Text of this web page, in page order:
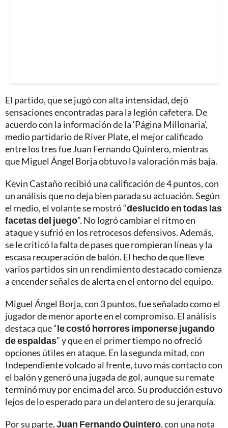
El partido, que se jugó con alta intensidad, dejó
sensaciones encontradas para la legión cafetera. De
acuerdo con la información de la ‘Página Millonaria’,
medio partidario de River Plate, el mejor calificado
entre los tres fue Juan Fernando Quintero, mientras
que Miguel Ángel Borja obtuvo la valoración más baja.
Kevin Castaño recibió una calificación de 4 puntos, con
un análisis que no deja bien parada su actuación. Según
el medio, el volante se mostró “deslucido en todas las
facetas del juego”. No logró cambiar el ritmo en
ataque y sufrió en los retrocesos defensivos. Además,
se le criticó la falta de pases que rompieran líneas y la
escasa recuperación de balón. El hecho de que lleve
varios partidos sin un rendimiento destacado comienza
a encender señales de alerta en el entorno del equipo.
Miguel Ángel Borja, con 3 puntos, fue señalado como el
jugador de menor aporte en el compromiso. El análisis
destaca que “le costó horrores imponerse jugando
de espaldas” y que en el primer tiempo no ofreció
opciones útiles en ataque. En la segunda mitad, con
Independiente volcado al frente, tuvo más contacto con
el balón y generó una jugada de gol, aunque su remate
terminó muy por encima del arco. Su producción estuvo
lejos de lo esperado para un delantero de su jerarquía.
Por su parte,Juan Fernando Quintero, con una nota